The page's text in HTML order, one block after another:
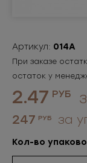
Артикул: 014A
При заказе
остаток у
2.47 РУБ
247 РУБ за
Кол-во